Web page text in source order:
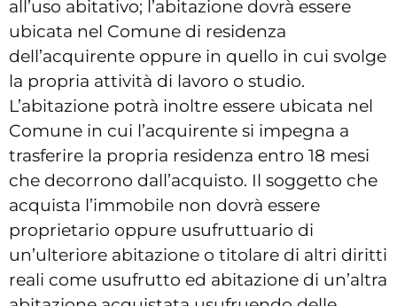
all’uso abitativo; l’abitazione dovrà essere
ubicata nel Comune di residenza
dell’acquirente oppure in quello in cui svolge
la propria attività di lavoro o studio.
L’abitazione potrà inoltre essere ubicata nel
Comune in cui l’acquirente si impegna a
trasferire la propria residenza entro 18 mesi
che decorrono dall’acquisto. Il soggetto che
acquista l’immobile non dovrà essere
proprietario oppure usufruttuario di
un’ulteriore abitazione o titolare di altri diritti
reali come usufrutto ed abitazione di un’altra